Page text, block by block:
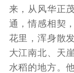
来，从风华正
通，情感相契
花里，浑身散
大江南北、天
水稻的地方。